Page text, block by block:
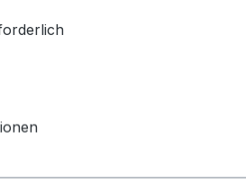
aus.
| Zementwerk 3 |